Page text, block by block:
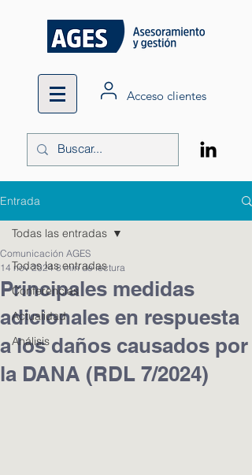
Acceso clientes
Entrada
Todas las entradas
Conferencias
Actualidad
Análisis
Todas las entradas
Principales medidas
adicionales en respuesta
a los daños causados por
la DANA (RDL 7/2024)
Comunicación AGES
14 nov 2024 8 min de lectura